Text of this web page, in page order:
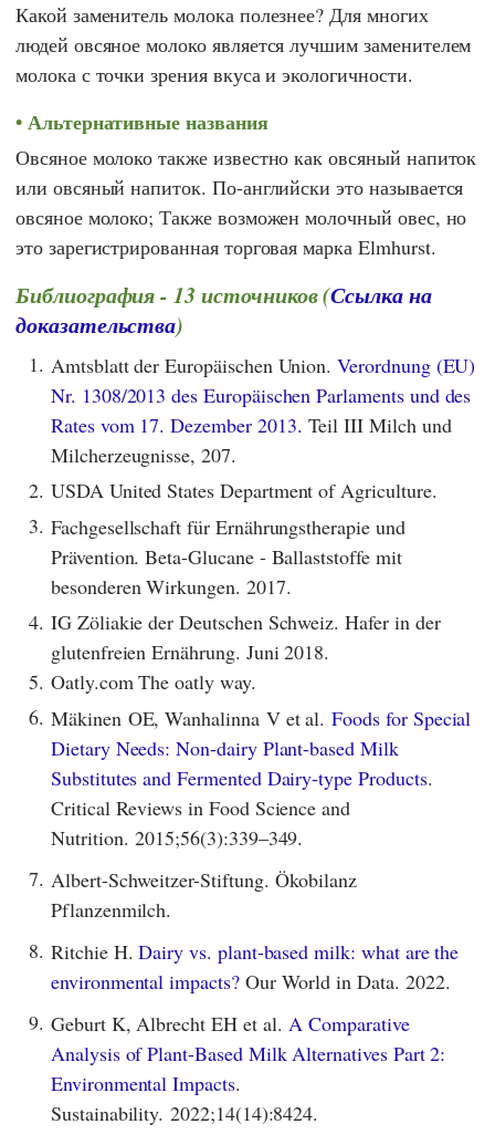
Какой заменитель молока полезнее? Для многих
людей овсяное молоко является лучшим заменителем
молока с точки зрения вкуса и экологичности.
Альтернативные названия
Овсяное молоко также известно как овсяный напиток
или овсяный напиток. По-английски это называется
овсяное молоко; Также возможен молочный овес, но
это зарегистрированная торговая марка Elmhurst.
Библиография - 13 источников (Ссылка на
доказательства)
1. Amtsblatt der Europäischen Union.Verordnung (EU)
Nr. 1308/2013 des Europäischen Parlaments und des
Rates vom 17. Dezember 2013. Teil III Milch und
Milcherzeugnisse, 207.
2. USDA United States Department of Agriculture.
3. Fachgesellschaft für Ernährungstherapie und
Prävention. Beta-Glucane - Ballaststoffe mit
besonderen Wirkungen. 2017.
4. IG Zöliakie der Deutschen Schweiz. Hafer in der
glutenfreien Ernährung. Juni 2018.
5. Oatly.com The oatly way.
6. Mäkinen OE, Wanhalinna V et al.Foods for Special
Dietary Needs: Non-dairy Plant-based Milk
Substitutes and Fermented Dairy-type Products.
Critical Reviews in Food Science and
Nutrition. 2015;56(3):339–349.
7. Albert-Schweitzer-Stiftung. Ökobilanz
Pflanzenmilch.
8. Ritchie H.Dairy vs. plant-based milk: what are the
environmental impacts?Our World in Data. 2022.
9. Geburt K, Albrecht EH et al.A Comparative
Analysis of Plant-Based Milk Alternatives Part 2:
Environmental Impacts.
Sustainability. 2022;14(14):8424.